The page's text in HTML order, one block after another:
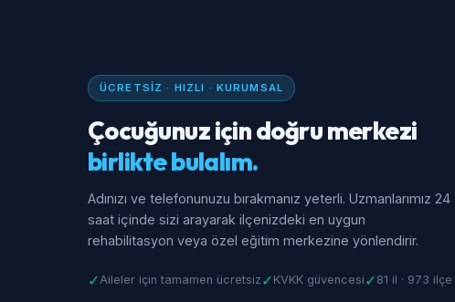
ÜCRETSIZ · HIZLI · KURUMSAL
Çocuğunuz için doğru merkezi
birlikte bulalım.
Adınızı ve telefonunuzu bırakmanız yeterli. Uzmanlarımız 24
saat içinde sizi arayarak ilçenizdeki en uygun
rehabilitasyon veya özel eğitim merkezine yönlendirir.
✓Aileler için tamamen ücretsiz ✓ KVKK güvencesi ✓ 81 il · 973 ilçe